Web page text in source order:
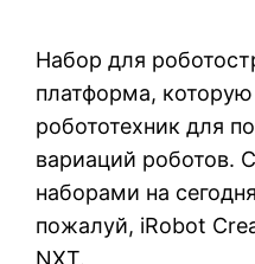
Набор для
платформа,
робототехник для
вариаций роботов.
наборами на
пожалуй, iRobot
NXT.